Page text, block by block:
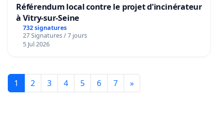
Référendum local contre le projet d'incinérateur
à Vitry-sur-Seine
732 signatures
27 Signatures / 7 jours
5 Jul 2026
1 2 3 4 5 6 7 »